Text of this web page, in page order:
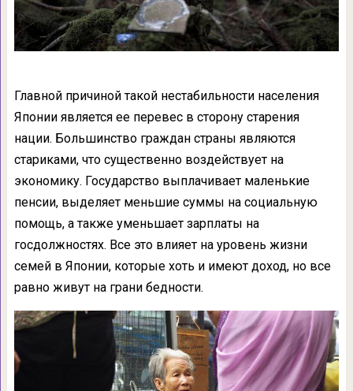
Главной причиной такой нестабильности населения
Японии является ее перевес в сторону старения
нации. Большинство граждан страны являются
стариками, что существенно воздействует на
экономику. Государство выплачивает маленькие
пенсии, выделяет меньшие суммы на социальную
помощь, а также уменьшает зарплаты на
госдолжностях. Все это влияет на уровень жизни
семей в Японии, которые хоть и имеют доход, но все
равно живут на грани бедности.